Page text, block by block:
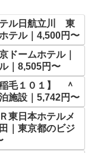
テル日航立川 東
テル｜4,500円〜
ドームホテル｜
｜8,505円〜
稲毛１０１】 ＾
施設｜5,742円〜
東日本ホテルメ
東京都のビジ